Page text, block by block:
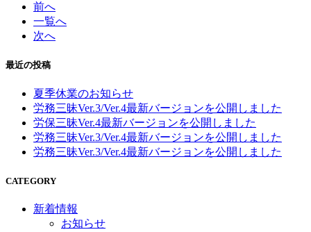
前へ
一覧へ
次へ
最近の投稿
夏季休業のお知らせ
労務三昧Ver.3/Ver.4最新バージョンを公開しました
労保三昧Ver.4最新バージョンを公開しました
労務三昧Ver.3/Ver.4最新バージョンを公開しました
労務三昧Ver.3/Ver.4最新バージョンを公開しました
CATEGORY
新着情報
お知らせ